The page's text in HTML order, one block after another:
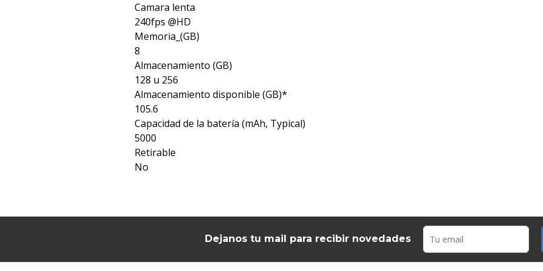
Camara lenta
240fps @HD
Memoria_(GB)
8
Almacenamiento (GB)
128 u 256
Almacenamiento disponible (GB)*
105.6
Capacidad de la batería (mAh, Typical)
5000
Retirable
No
Dejanos tu mail para recibir novedades